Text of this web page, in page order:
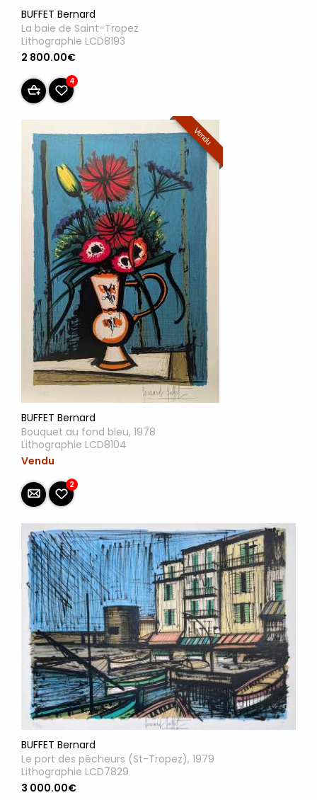
BUFFET Bernard
La baie de Saint-Tropez
Lithographie LCD8193
2 800.00€
4
Vendu
BUFFET Bernard
Bouquet au fond bleu, 1978
Lithographie LCD8104
Vendu
2
BUFFET Bernard
Le port des pêcheurs (St-Tropez), 1979
Lithographie LCD7829
3 000.00€